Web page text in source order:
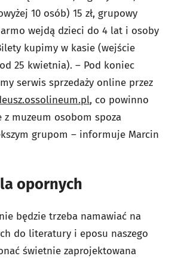
10 osób) 15 zł, grupowy
wejdą dzieci do 4 lat i osoby
kupimy w kasie (wejście
25 kwietnia). – Pod koniec
serwis sprzedaży online przez
, co powinno
z muzeum osobom spoza
grupom – informuje Marcin
opornych
będzie trzeba namawiać na
do literatury i eposu naszego
świetnie zaprojektowana